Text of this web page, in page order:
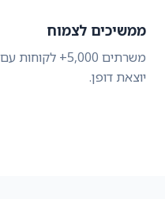
ממשיכים לצמוח
משרתים 5,000+
יוצאת דופן.